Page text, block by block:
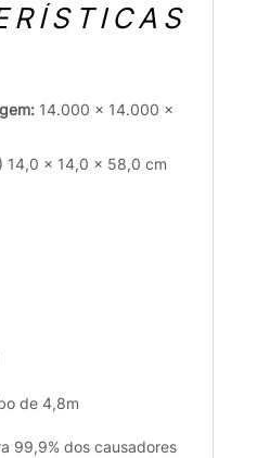
14.000 x 14.000 x
14,0 x 14,0 x 58,0 cm
de 4,8m
99,9% dos causadores